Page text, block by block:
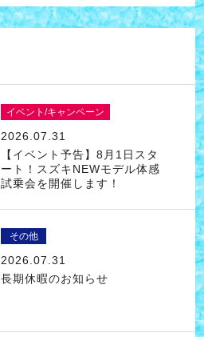
イベント/キャンペーン
2026.07.31
【イベント予告】8月1日スタ
ート！スズキNEWモデル体感
試乗会を開催します！
その他
2026.07.31
長期休暇のお知らせ